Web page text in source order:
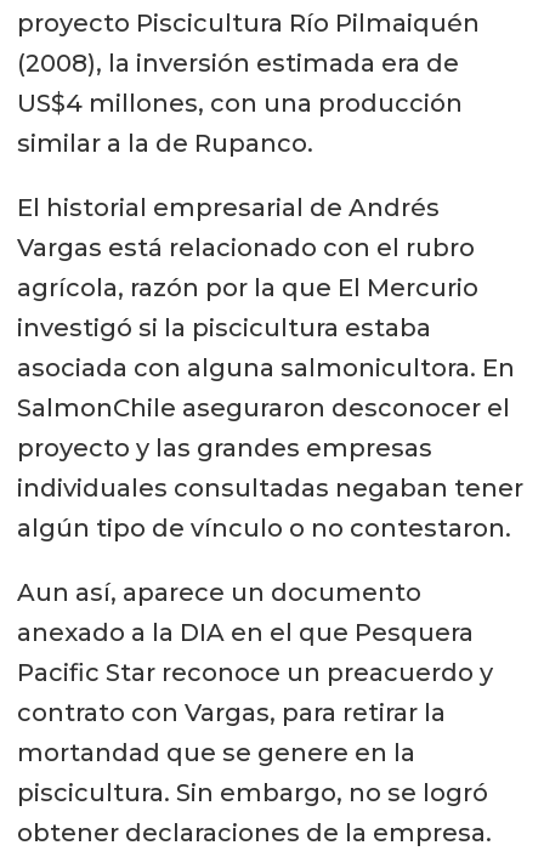
proyecto Piscicultura Río Pilmaiquén
(2008), la inversión estimada era de
US$4 millones, con una producción
similar a la de Rupanco.
El historial empresarial de Andrés
Vargas está relacionado con el rubro
agrícola, razón por la que El Mercurio
investigó si la piscicultura estaba
asociada con alguna salmonicultora. En
SalmonChile aseguraron desconocer el
proyecto y las grandes empresas
individuales consultadas negaban tener
algún tipo de vínculo o no contestaron.
Aun así, aparece un documento
anexado a la DIA en el que Pesquera
Pacific Star reconoce un preacuerdo y
contrato con Vargas, para retirar la
mortandad que se genere en la
piscicultura. Sin embargo, no se logró
obtener declaraciones de la empresa.